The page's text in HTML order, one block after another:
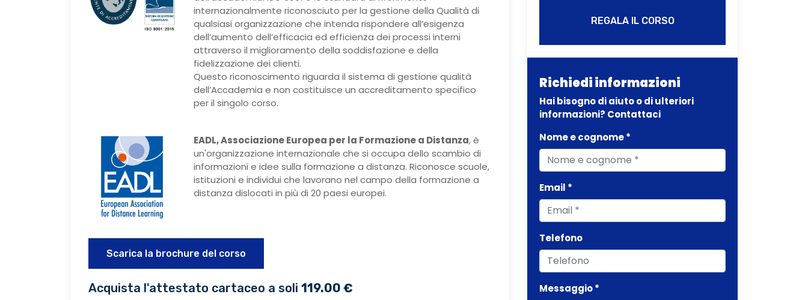
internazionalmente riconosciuto per la gestione della Qualità di
qualsiasi organizzazione che intenda rispondere all’esigenza
dell’aumento dell’efficacia ed efficienza dei processi interni
attraverso il miglioramento della soddisfazione e della
fidelizzazione dei clienti.
Questo riconoscimento riguarda il sistema di gestione qualità
dell’Accademia e non costituisce un accreditamento specifico
per il singolo corso.
EADL, Associazione Europea per la Formazione a Distanza, è
un'organizzazione internazionale che si occupa dello scambio di
informazioni e idee sulla formazione a distanza. Riconosce scuole,
istituzioni e individui che lavorano nel campo della formazione a
distanza dislocati in più di 20 paesi europei.
Scarica la brochure del corso
Acquista l'attestato cartaceo a soli 119.00 €
REGALA IL CORSO
Richiedi informazioni
Hai bisogno di aiuto o di ulteriori
informazioni? Contattaci
Nome e cognome *
Email *
Telefono
Messaggio *